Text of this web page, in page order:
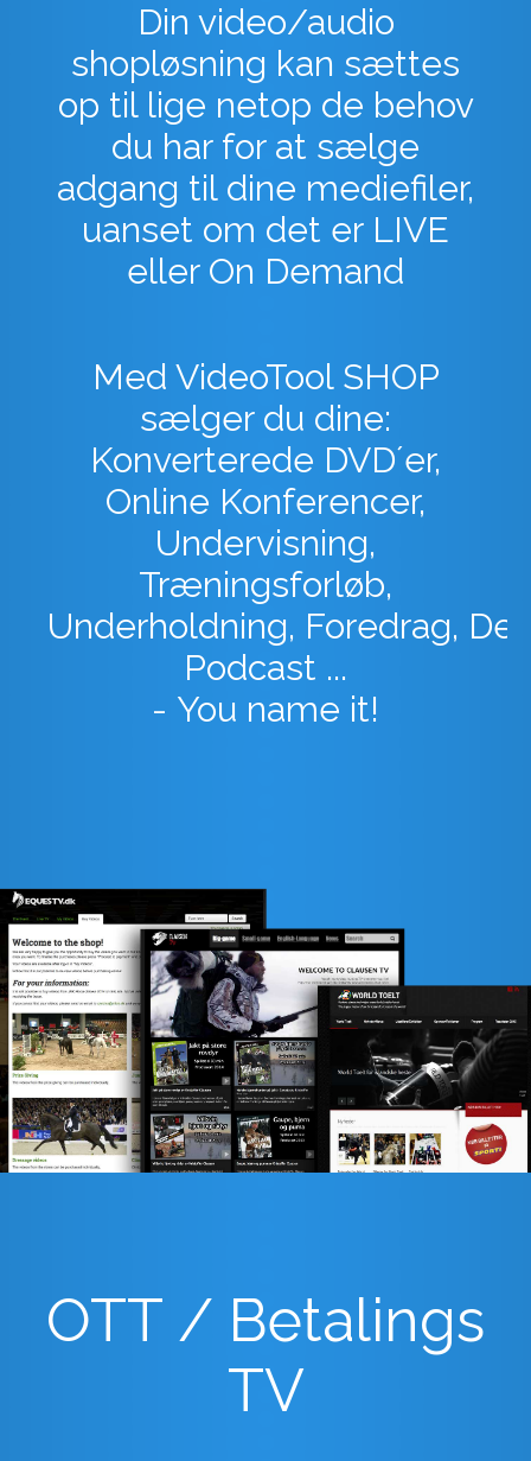
Din video/audio
shopløsning kan sættes
op til lige netop de behov
du har for at sælge
adgang til dine mediefiler,
uanset om det er LIVE
eller On Demand
Med VideoTool SHOP
sælger du dine:
Konverterede DVD´er,
Online Konferencer,
Undervisning,
Træningsforløb,
Underholdning, Foredrag,
Podcast ...
- You name it!
OTT / Betalings
TV